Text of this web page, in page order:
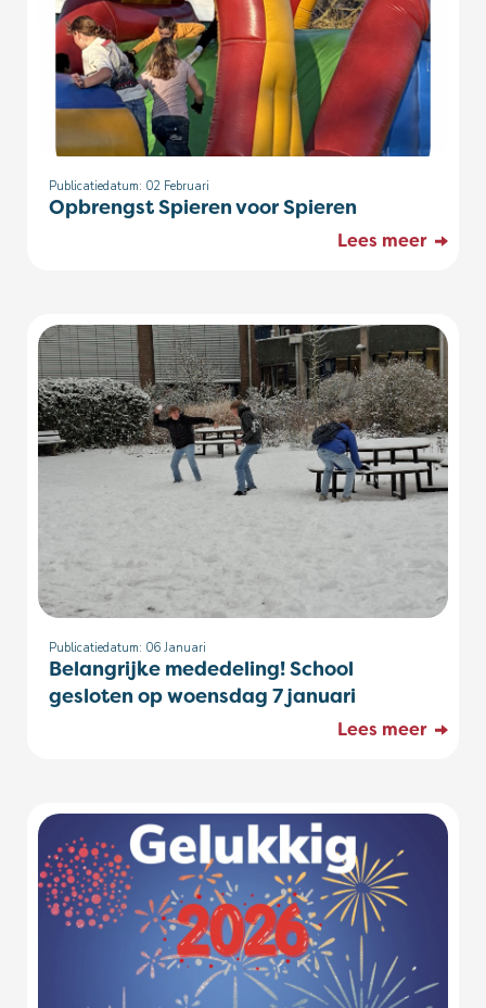
Publicatiedatum: 02 Februari
Opbrengst Spieren voor Spieren
Lees meer
Publicatiedatum: 06 Januari
Belangrijke mededeling! School
gesloten op woensdag 7 januari
Lees meer